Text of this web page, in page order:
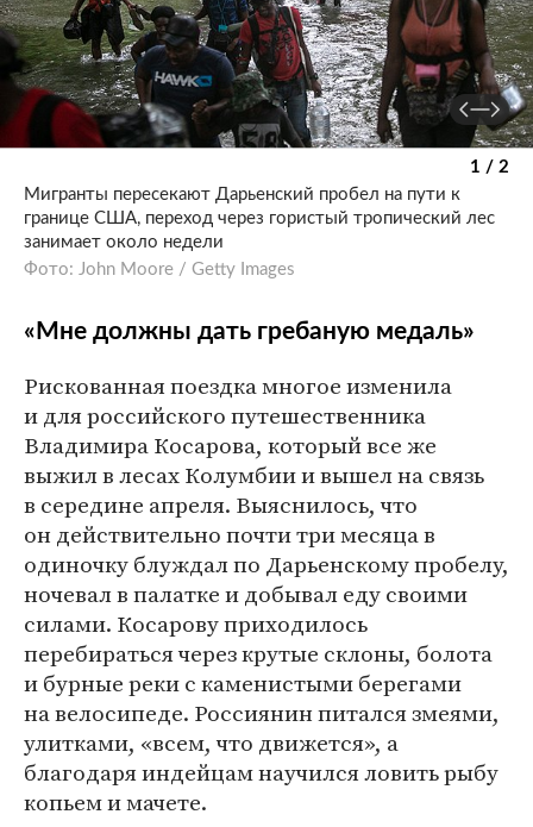
1 / 2
Мигранты пересекают Дарьенский пробел на пути к
границе США, переход через гористый тропический лес
занимает около недели
Фото: John Moore / Getty Images
«Мне должны дать гребаную медаль»
Рискованная поездка многое изменила
и для российского путешественника
Владимира Косарова, который все же
выжил в лесах Колумбии и вышел на связь
в середине апреля. Выяснилось, что
он действительно почти три месяца в
одиночку блуждал по Дарьенскому пробелу,
ночевал в палатке и добывал еду своими
силами. Косарову приходилось
перебираться через крутые склоны, болота
и бурные реки с каменистыми берегами
на велосипеде. Россиянин питался змеями,
улитками, «всем, что движется», а
благодаря индейцам научился ловить рыбу
копьем и мачете.